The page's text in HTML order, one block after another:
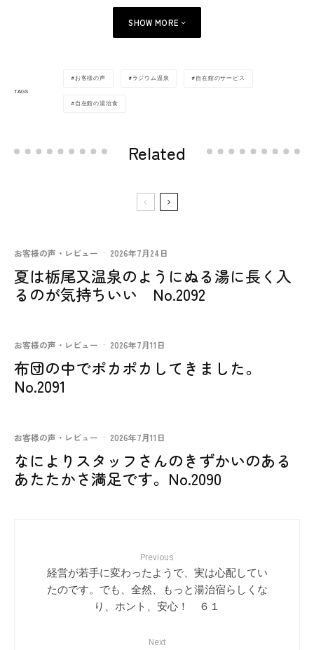
SHOW MORE
TAGS
お客様の声 ラジウム温泉 自在館のサービス
自在館の湯治食
Related
お客様の声・レビュー · 2026年7月24日
夏は栃尾又温泉のようにぬる湯に長く入
るのが気持ちいい No.2092
お客様の声・レビュー · 2026年7月11日
布団の中でポカポカしてきました。
No.2091
お客様の声・レビュー · 2026年7月11日
なによりスタッフさんのきずかいのある
あたたかさ満足です。No.2090
Previous
経営が若手に変わったようで、実は心配してい
たのです。でも、全然、もっと湯治宿らしくな
り、ホント、安心！ ６１
Next